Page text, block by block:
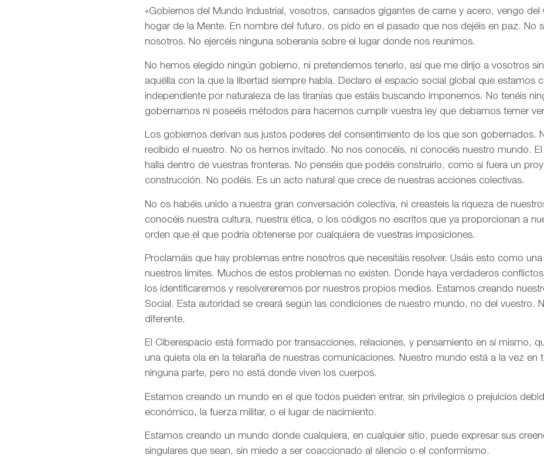
«Gobiernos del Mundo Industrial, vosotros, cansados gigantes de carne y acero, vengo del
hogar de la Mente. En nombre del futuro, os pido en el pasado que nos dejéis en paz. No
nosotros. No ejercéis ninguna soberanía sobre el lugar donde nos reunimos.
No hemos elegido ningún gobierno, ni pretendemos tenerlo, así que me dirijo a vosotros
aquélla con la que la libertad siempre habla. Declaro el espacio social global que estamos
independiente por naturaleza de las tiranías que estáis buscando imponernos. No tenéis
gobernarnos ni poseéis métodos para hacernos cumplir vuestra ley que debamos temer
Los gobiernos derivan sus justos poderes del consentimiento de los que son gobernados.
recibido el nuestro. No os hemos invitado. No nos conocéis, ni conocéis nuestro mundo.
halla dentro de vuestras fronteras. No penséis que podéis construirlo, como si fuera un
construcción. No podéis. Es un acto natural que crece de nuestras acciones colectivas.
No os habéis unido a nuestra gran conversación colectiva, ni creasteis la riqueza de
conocéis nuestra cultura, nuestra ética, o los códigos no escritos que ya proporcionan a
orden que el que podría obtenerse por cualquiera de vuestras imposiciones.
Proclamáis que hay problemas entre nosotros que necesitáis resolver. Usáis esto como
nuestros límites. Muchos de estos problemas no existen. Donde haya verdaderos
los identificaremos y resolvereremos por nuestros propios medios. Estamos creando
Social. Esta autoridad se creará según las condiciones de nuestro mundo, no del vuestro.
diferente.
El Ciberespacio está formado por transacciones, relaciones, y pensamiento en sí mismo,
una quieta ola en la telaraña de nuestras comunicaciones. Nuestro mundo está a la vez en
ninguna parte, pero no está donde viven los cuerpos.
Estamos creando un mundo en el que todos pueden entrar, sin privilegios o prejuicios
económico, la fuerza militar, o el lugar de nacimiento.
Estamos creando un mundo donde cualquiera, en cualquier sitio, puede expresar sus
singulares que sean, sin miedo a ser coaccionado al silencio o el conformismo.